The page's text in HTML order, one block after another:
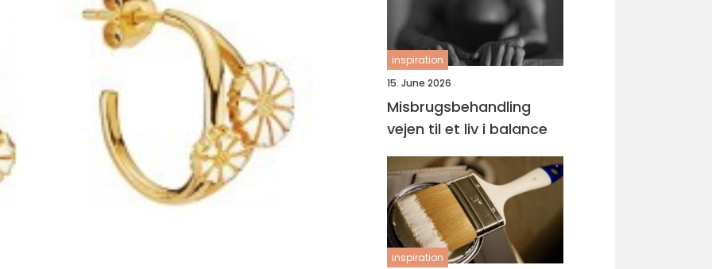
inspiration
15. June 2026
Misbrugsbehandling
vejen til et liv i balance
inspiration